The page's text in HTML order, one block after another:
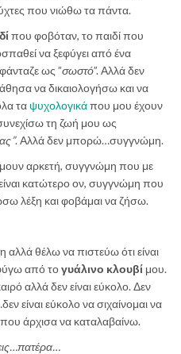
που νιώθω τα πάντα.
που φοβόταν, το παιδί που
να ξεφύγει από ένα
ως ”σωστό”. Αλλά δεν
να δικαιολογήσω και να
τα ψυχολογικάπου μου έχουν
τη ζωή μου ως
. Αλλά δεν μπορώ…συγγνώμη.
αρκετή, συγγνώμη που με
κατώτερο ον, συγγνώμη που
λέξη και φοβάμαι να ζήσω.
αλλά θέλω να πιστεύω ότι είναι
από τογυάλινο κλουβί μου.
αλλά δεν είναι εύκολο. Δεν
είναι εύκολο να σιχαίνομαι να
άρχισα να καταλαβαίνω.